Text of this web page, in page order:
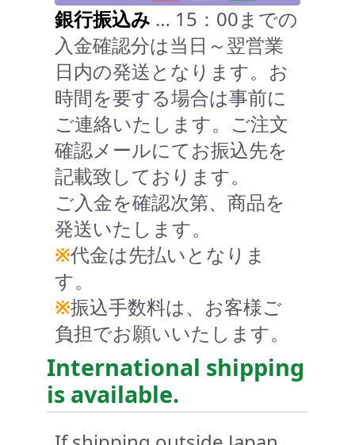
銀行振込み … 15：00までの
入金確認分は当日～翌営業
日内の発送となります。お
時間を要する場合は事前に
ご連絡いたします。ご注文
確認メールにてお振込先を
記載致しております。
ご入金を確認次第、商品を
発送いたします。
※代金は先払いとなりま
す。
※振込手数料は、お客様ご
負担でお願いいたします。
International shipping
is available.